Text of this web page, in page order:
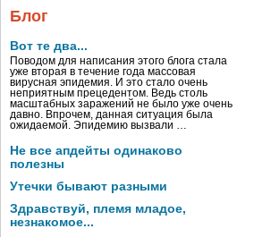
Блог
Вот те два...
Поводом для написания этого блога стала
уже вторая в течение года массовая
вирусная эпидемия. И это стало очень
неприятным прецедентом. Ведь столь
масштабных заражений не было уже очень
давно. Впрочем, данная ситуация была
ожидаемой. Эпидемию вызвали …
Не все апдейты одинаково
полезны
Утечки бывают разными
Здравствуй, племя младое,
незнакомое...